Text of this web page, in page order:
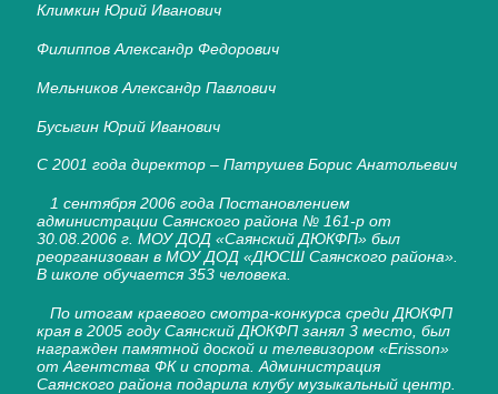
Климкин Юрий Иванович
Филиппов Александр Федорович
Мельников Александр Павлович
Бусыгин Юрий Иванович
С 2001 года директор – Патрушев Борис Анатольевич
1 сентября 2006 года Постановлением
администрации Саянского района № 161-р от
30.08.2006 г. МОУ ДОД «Саянский ДЮКФП» был
реорганизован в МОУ ДОД «ДЮСШ Саянского района».
В школе обучается 353 человека.
По итогам краевого смотра-конкурса среди ДЮКФП
края в 2005 году Саянский ДЮКФП занял 3 место, был
награжден памятной доской и телевизором «Erisson»
от Агентства ФК и спорта. Администрация
Саянского района подарила клубу музыкальный центр.